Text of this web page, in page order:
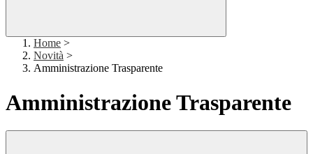
Home >
Novità >
Amministrazione Trasparente
Amministrazione Trasparente